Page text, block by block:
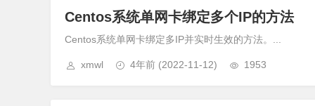
Centos系统单网卡绑定多个IP的方法
Centos系统单网卡绑定多IP并实时生效的方法。...
xmwl 4年前 (2022-11-12) 1953